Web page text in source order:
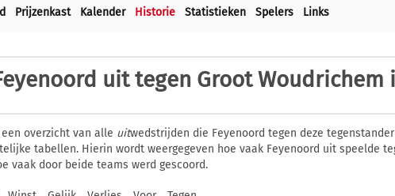
Prijzenkast Kalender Historie Statistieken Spelers Links
uit tegen Groot
overzicht van alle uitwedstrijden die Feyenoord tegen deze tegenstander
tabellen. Hierin wordt weergegeven hoe vaak Feyenoord uit speelde
vaak door beide teams werd gescoord.